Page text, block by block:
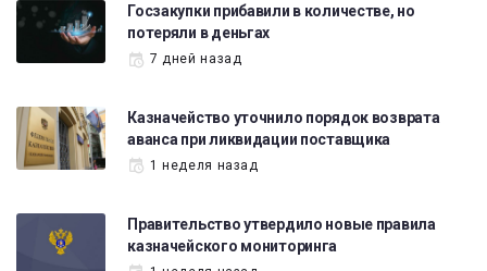
Госзакупки прибавили в количестве, но
потеряли в деньгах
7 дней назад
Казначейство уточнило порядок возврата
аванса при ликвидации поставщика
1 неделя назад
Правительство утвердило новые правила
казначейского мониторинга